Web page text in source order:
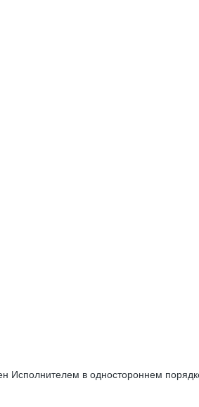
Исполнителем в одностороннем